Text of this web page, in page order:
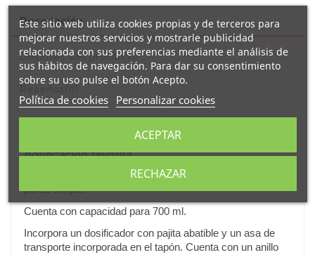
Descripción
Detalles del producto
botella de acero inoxidable
ml. decorada con el mensaje "
notificación favorita".
Bidón elaborado en acero inoxidable 304 reciclado con
pared simple.
Cuenta con capacidad para 700 ml.
Incorpora un dosificador con pajita abatible y un asa de
transporte incorporada en el tapón. Cuenta con un anillo
Este sitio web utiliza cookies propias y de terceros para
mejorar nuestros servicios y mostrarle publicidad
relacionada con sus preferencias mediante el análisis de
sus hábitos de navegación. Para dar su consentimiento
sobre su uso pulse el botón Acepto.
Política de cookies Personalizar cookies
RECHAZAR
ACEPTAR